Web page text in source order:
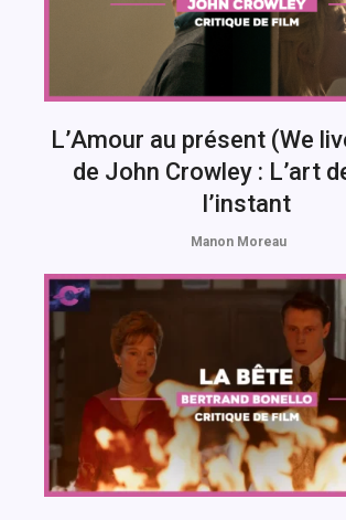
L’Amour au présent (We
de John Crowley : L’art
l’instant
Manon Moreau